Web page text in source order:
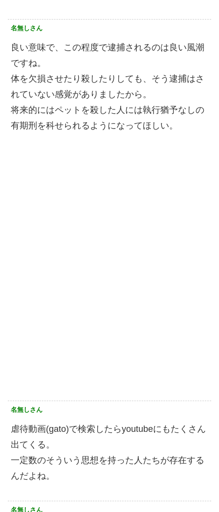
名無しさん
良い意味で、この程度で逮捕されるのは良い風潮
ですね。
体を欠損させたり殺したりしても、そう逮捕はさ
れていない感覚がありましたから。
将来的にはペットを殺した人には執行猶予なしの
有期刑を科せられるようになってほしい。
名無しさん
虐待動画(gato)で検索したらyoutubeにもたくさん
出てくる。
一定数のそういう思想を持った人たちが存在する
んだよね。
名無しさん